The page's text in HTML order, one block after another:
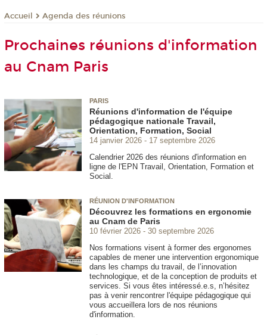
Accueil Agenda des réunions
Prochaines réunions d'information
au Cnam Paris
PARIS
Réunions d'information de l'équipe
pédagogique nationale Travail,
Orientation, Formation, Social
14 janvier 2026
17 septembre 2026
Calendrier 2026 des réunions d'information en
ligne de l'EPN Travail, Orientation, Formation et
Social.
RÉUNION D'INFORMATION
Découvrez les formations en ergonomie
au Cnam de Paris
10 février 2026
30 septembre 2026
Nos formations visent à former des ergonomes
capables de mener une intervention ergonomique
dans les champs du travail, de l’innovation
technologique, et de la conception de produits et
services. Si vous êtes intéressé.e.s, n’hésitez
pas à venir rencontrer l'équipe pédagogique qui
vous accueillera lors de nos réunions
d'information.